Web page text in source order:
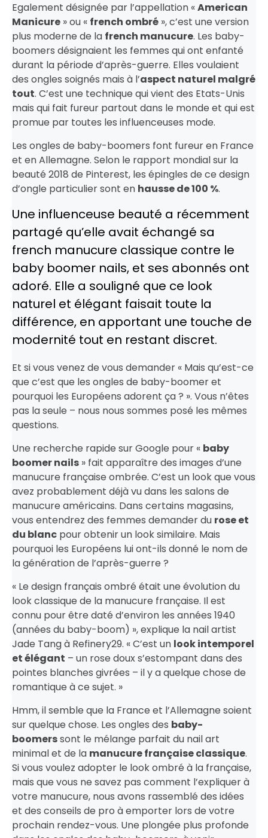
Egalement désignée par l’appellation «American
Manicure » ou « french ombré », c’est une version
plus moderne de la french manucure. Les baby-
boomers désignaient les femmes qui ont enfanté
durant la période d’après-guerre. Elles voulaient
des ongles soignés mais à l’aspect naturel malgré
tout. C’est une technique qui vient des Etats-Unis
mais qui fait fureur partout dans le monde et qui est
promue par toutes les influenceuses mode.
Les ongles de baby-boomers font fureur en France
et en Allemagne. Selon le rapport mondial sur la
beauté 2018 de Pinterest, les épingles de ce design
d’ongle particulier sont en hausse de 100 %.
Une influenceuse beauté a récemment
partagé qu’elle avait échangé sa
french manucure classique contre le
baby boomer nails, et ses abonnés ont
adoré. Elle a souligné que ce look
naturel et élégant faisait toute la
différence, en apportant une touche de
modernité tout en restant discret.
Et si vous venez de vous demander « Mais qu’est-ce
que c’est que les ongles de baby-boomer et
pourquoi les Européens adorent ça ? ». Vous n’êtes
pas la seule – nous nous sommes posé les mêmes
questions.
Une recherche rapide sur Google pour « baby
boomer nails » fait apparaître des images d’une
manucure française ombrée. C’est un look que vous
avez probablement déjà vu dans les salons de
manucure américains. Dans certains magasins,
vous entendrez des femmes demander du rose et
du blanc pour obtenir un look similaire. Mais
pourquoi les Européens lui ont-ils donné le nom de
la génération de l’après-guerre ?
« Le design français ombré était une évolution du
look classique de la manucure française. Il est
connu pour être daté d’environ les années 1940
(années du baby-boom) », explique la nail artist
Jade Tang à Refinery29. « C’est un look intemporel
et élégant – un rose doux s’estompant dans des
pointes blanches givrées – il y a quelque chose de
romantique à ce sujet. »
Hmm, il semble que la France et l’Allemagne soient
sur quelque chose. Les ongles des baby-
boomerssont le mélange parfait du nail art
minimal et de la manucure française classique.
Si vous voulez adopter le look ombré à la française,
mais que vous ne savez pas comment l’expliquer à
votre manucure, nous avons rassemblé des idées
et des conseils de pro à emporter lors de votre
prochain rendez-vous. Une plongée plus profonde